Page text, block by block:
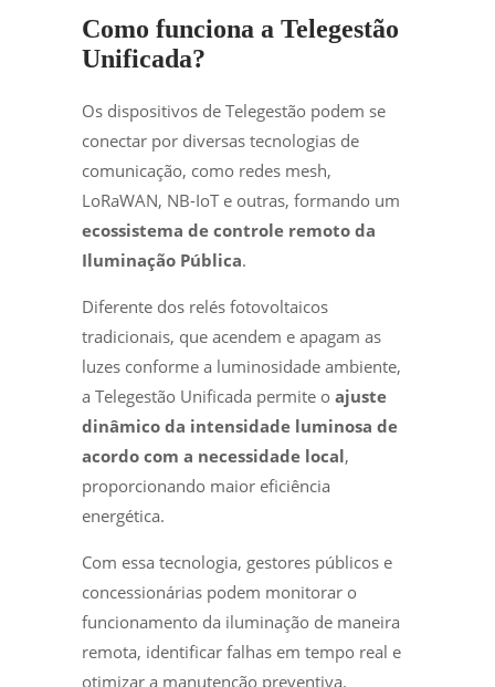
Como funciona a Telegestão
Unificada?
Os dispositivos de Telegestão podem se
conectar por diversas tecnologias de
comunicação, como redes mesh,
LoRaWAN, NB-IoT e outras, formando um
ecossistema de controle remoto da
Iluminação Pública.
Diferente dos relés fotovoltaicos
tradicionais, que acendem e apagam as
luzes conforme a luminosidade ambiente,
a Telegestão Unificada permite o ajuste
dinâmico da intensidade luminosa de
acordo com a necessidade local,
proporcionando maior eficiência
energética.
Com essa tecnologia, gestores públicos e
concessionárias podem monitorar o
funcionamento da iluminação de maneira
remota, identificar falhas em tempo real e
otimizar a manutenção preventiva.